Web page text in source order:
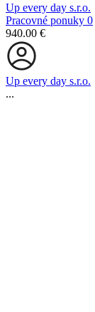
Up every day s.r.o.
Pracovné ponuky 0
940.00 €
Up every day s.r.o.
...